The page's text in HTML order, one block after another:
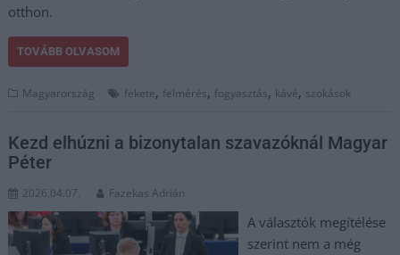
otthon.
TOVÁBB OLVASOM
Magyarország fekete, felmérés, fogyasztás, kávé, szokások
Kezd elhúzni a bizonytalan szavazóknál Magyar
Péter
2026.04.07. Fazekas Adrián
A választók megítélése
szerint nem a még